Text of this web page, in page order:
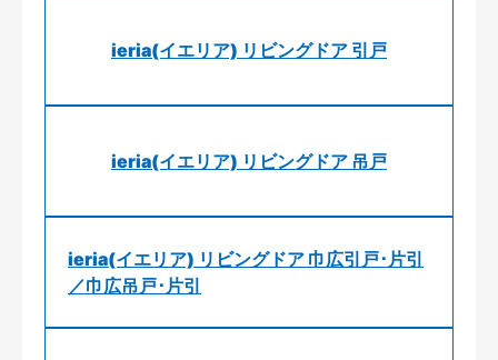
ieria(イエリア) リビングドア 引戸
ieria(イエリア) リビングドア 吊戸
ieria(イエリア) リビングドア 巾広引戸･片引
／巾広吊戸･片引